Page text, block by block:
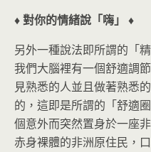
♦ 對你的情緒說「嗨」 ♦
另外一種說法即所謂的「
我們大腦裡有一個舒適調
見熟悉的人並且做著熟悉
的，這即是所謂的「舒適
個意外而突然置身於一座
赤身裸體的非洲原住民，